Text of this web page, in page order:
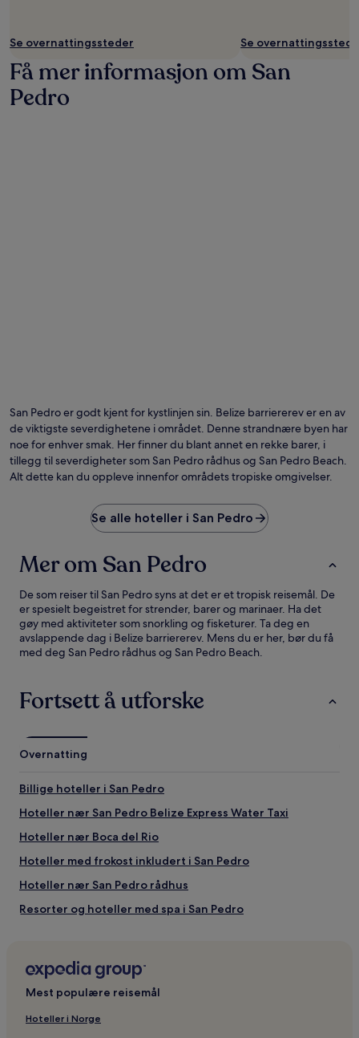
Se overnattingssteder Se
Få mer informasjon om San
Pedro
San Pedro er godt kjent for kystlinjen sin. Belize barriererev er en av
de viktigste severdighetene i området. Denne strandnære byen har
noe for enhver smak. Her finner du blant annet en rekke barer, i
tillegg til severdigheter som San Pedro rådhus og San Pedro Beach.
Alt dette kan du oppleve innenfor områdets tropiske omgivelser.
Se alle hoteller i San Pedro
Mer om San Pedro
De som reiser til San Pedro syns at det er et tropisk reisemål. De
er spesielt begeistret for strender, barer og marinaer. Ha det
gøy med aktiviteter som snorkling og fisketurer. Ta deg en
avslappende dag i Belize barriererev. Mens du er her, bør du få
med deg San Pedro rådhus og San Pedro Beach.
Fortsett å utforske
Overnatting
Billige hoteller i San Pedro
Hoteller nær San Pedro Belize Express Water Taxi
Hoteller nær Boca del Rio
Hoteller med frokost inkludert i San Pedro
Hoteller nær San Pedro rådhus
Resorter og hoteller med spa i San Pedro
Hoteller nær Secret Beach
Mest populære reisemål
Hoteller i Norge